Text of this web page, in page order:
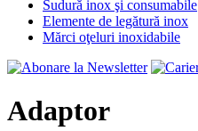
Sudură inox şi consumabile
Elemente de legătură inox
Mărci oţeluri inoxidabile
Adaptor